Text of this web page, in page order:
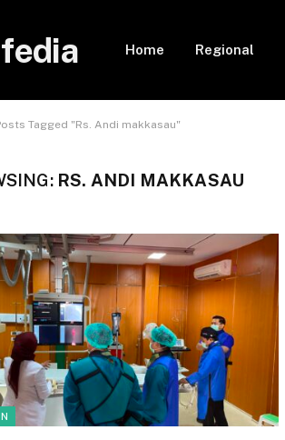
Home Regional
Tagged "Rs. Andi makkasau"
RS. ANDI MAKKASAU